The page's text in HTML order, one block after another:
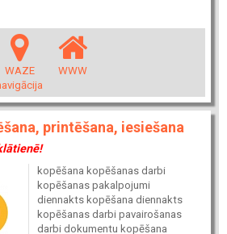
WAZE
WWW
printēšana, iesiešana
kopēšana kopēšanas darbi
kopēšanas pakalpojumi
diennakts kopēšana diennakts
kopēšanas darbi pavairošanas
darbi dokumentu kopēšana